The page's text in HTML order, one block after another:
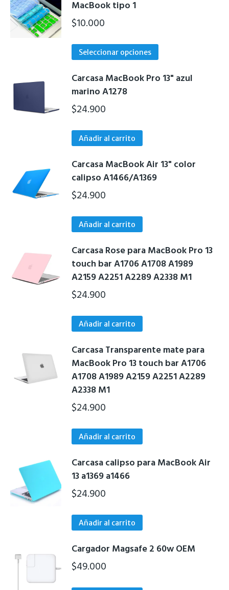
opciones
se
elegir
MacBook tipo 1
$10.000
Seleccionar opciones
Este
producto
tiene
elegir
Carcasa MacBook Pro 13" azul
marino A1278
$24.900
Añadir al carrito
Carcasa MacBook Air 13" color
calipso A1466/A1369
$24.900
Añadir al carrito
Carcasa Rose para MacBook Pro 13
touch bar A1706 A1708 A1989
A2159 A2251 A2289 A2338 M1
$24.900
Añadir al carrito
Carcasa Transparente mate para
MacBook Pro 13 touch bar A1706
A1708 A1989 A2159 A2251 A2289
A2338 M1
$24.900
Añadir al carrito
Carcasa calipso para MacBook Air
13 a1369 a1466
$24.900
Añadir al carrito
Cargador Magsafe 2 60w OEM
$49.000